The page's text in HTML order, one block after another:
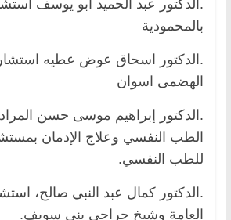
.الدكتور عبد الحميد ابو يوسف
بالمحمودية
.الدكتور اسحاق عوض عطيه
الهضمى اسوان
.الدكتور إبراهيم موسى حسن
الطب النفسي وعلاج الإدمان
للطب النفسي.
.الدكتور كمال عبد النبي صالح،
العامة وشيخ جراحى بنى سويف.